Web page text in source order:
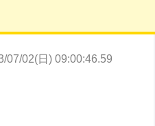
07/02(日) 09:00:46.59